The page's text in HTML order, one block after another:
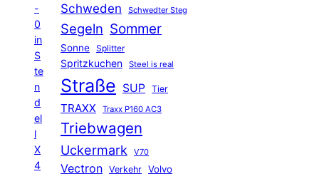
-
0
in
S
te
n
d
el
l
X
4
Schweden Schwedter Steg
Segeln Sommer
Sonne Splitter
Spritzkuchen Steel is real
Straße SUP Tier
TRAXX Traxx P160 AC3
Triebwagen
Uckermark V70
Vectron Verkehr Volvo